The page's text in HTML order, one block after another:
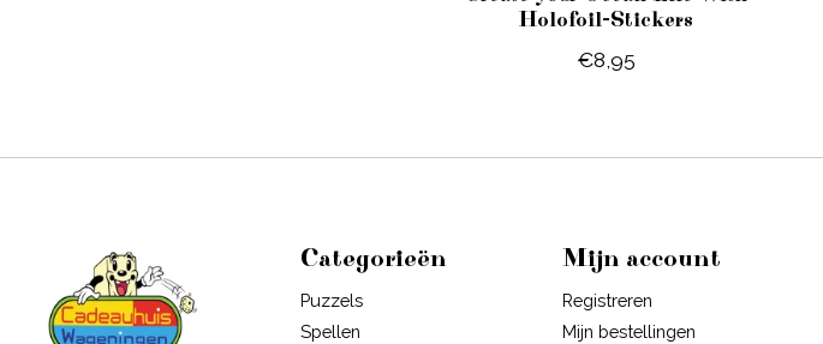
Holofoil-Stickers
€8,95
Categorieën
Puzzels
Spellen
Mijn account
Registreren
Mijn bestellingen